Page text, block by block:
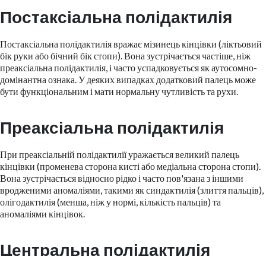
Постаксіальна полідактилія
Постаксіальна полідактилія вражає мізинець кінцівки (ліктьовий
бік руки або бічний бік стопи). Вона зустрічається частіше, ніж
преаксіальна полідактилія, і часто успадковується як аутосомно-
домінантна ознака. У деяких випадках додатковий палець може
бути функціональним і мати нормальну чутливість та рухи.
Преаксіальна полідактилія
При преаксіальній полідактилії уражається великий палець
кінцівки (променева сторона кисті або медіальна сторона стопи).
Вона зустрічається відносно рідко і часто пов'язана з іншими
вродженими аномаліями, такими як синдактилія (злиття пальців),
олігодактилія (менша, ніж у нормі, кількість пальців) та
аномаліями кінцівок.
Центральна полідактилія